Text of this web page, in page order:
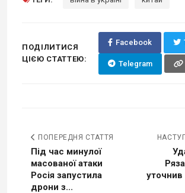
ПОДІЛИТИСЯ
ЦІЄЮ СТАТТЕЮ:
Facebook
Telegram
ПОПЕРЕДНЯ СТАТТЯ
Під час минулої
масованої атаки
Росія запустила
дрони з...
уточнив